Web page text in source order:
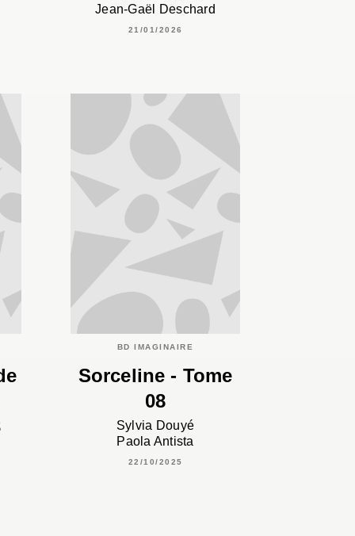
Jean-Gaël Deschard
21/01/2026
BD IMAGINAIRE
Sorceline - Tome
08
Sylvia Douyé
Paola Antista
22/10/2025